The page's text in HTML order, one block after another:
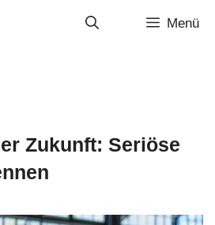
Menü
Zukunft: Seriöse